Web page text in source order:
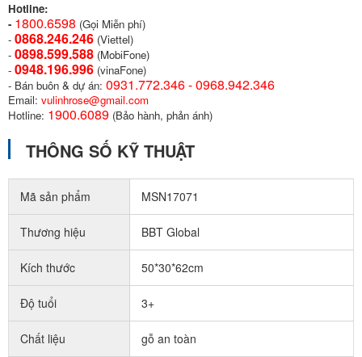
Hotline:
- 1800.6598 (Gọi Miễn phí)
- 0868.246.246 (Viettel)
- 0898.599.588 (MobiFone)
- 0948.196.996 (vinaFone)
- Bán buôn & dự án: 0931.772.346 - 0968.942.346
Email: vulinhrose@gmail.com
Hotline: 1900.6089 (Bảo hành, phản ánh)
THÔNG SỐ KỸ THUẬT
Mã sản phẩm MSN17071
Thương hiệu BBT Global
Kích thước 50*30*62cm
Độ tuổi 3+
Chất liệu gỗ an toàn